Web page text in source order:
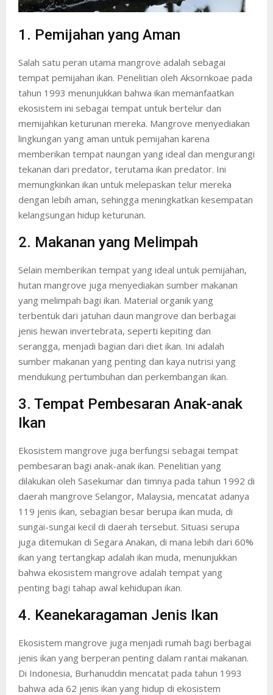
1. Pemijahan yang Aman
Salah satu peran utama mangrove adalah sebagai
tempat pemijahan ikan. Penelitian oleh Aksornkoae pada
tahun 1993 menunjukkan bahwa ikan memanfaatkan
ekosistem ini sebagai tempat untuk bertelur dan
memijahkan keturunan mereka. Mangrove menyediakan
lingkungan yang aman untuk pemijahan karena
memberikan tempat naungan yang ideal dan mengurangi
tekanan dari predator, terutama ikan predator. Ini
memungkinkan ikan untuk melepaskan telur mereka
dengan lebih aman, sehingga meningkatkan kesempatan
kelangsungan hidup keturunan.
2. Makanan yang Melimpah
Selain memberikan tempat yang ideal untuk pemijahan,
hutan mangrove juga menyediakan sumber makanan
yang melimpah bagi ikan. Material organik yang
terbentuk dari jatuhan daun mangrove dan berbagai
jenis hewan invertebrata, seperti kepiting dan
serangga, menjadi bagian dari diet ikan. Ini adalah
sumber makanan yang penting dan kaya nutrisi yang
mendukung pertumbuhan dan perkembangan ikan.
3. Tempat Pembesaran Anak-anak
Ikan
Ekosistem mangrove juga berfungsi sebagai tempat
pembesaran bagi anak-anak ikan. Penelitian yang
dilakukan oleh Sasekumar dan timnya pada tahun 1992 di
daerah mangrove Selangor, Malaysia, mencatat adanya
119 jenis ikan, sebagian besar berupa ikan muda, di
sungai-sungai kecil di daerah tersebut. Situasi serupa
juga ditemukan di Segara Anakan, di mana lebih dari 60%
ikan yang tertangkap adalah ikan muda, menunjukkan
bahwa ekosistem mangrove adalah tempat yang
penting bagi tahap awal kehidupan ikan.
4. Keanekaragaman Jenis Ikan
Ekosistem mangrove juga menjadi rumah bagi berbagai
jenis ikan yang berperan penting dalam rantai makanan.
Di Indonesia, Burhanuddin mencatat pada tahun 1993
bahwa ada 62 jenis ikan yang hidup di ekosistem